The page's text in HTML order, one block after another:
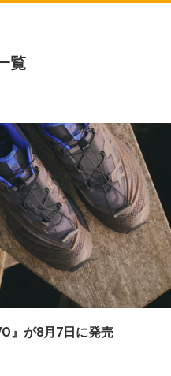
覧
』が8月7日に発売